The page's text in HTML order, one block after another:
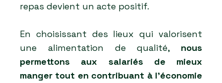
repas devient un acte positif.
En choisissant des lieux qui valorisent
une alimentation de qualité, nous
permettons aux salariés de mieux
manger tout en contribuant à l'économie